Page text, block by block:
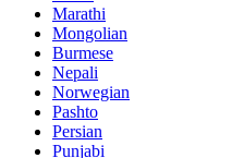
Marathi
Mongolian
Burmese
Nepali
Norwegian
Pashto
Persian
Punjabi